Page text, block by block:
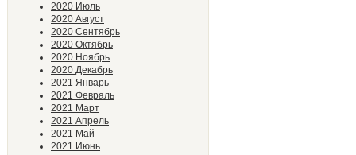
2020 Июль
2020 Август
2020 Сентябрь
2020 Октябрь
2020 Ноябрь
2020 Декабрь
2021 Январь
2021 Февраль
2021 Март
2021 Апрель
2021 Май
2021 Июнь